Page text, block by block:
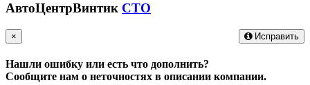
АвтоЦентрВинтик СТО
Исправить
×
Нашли ошибку или есть что дополнить?
Сообщите нам о неточностях в описании компании.